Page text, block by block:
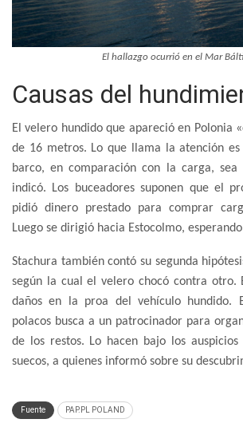
El hallazgo ocurrió en el Mar
Causas del
El velero hundido que apareció en Polonia
de 16 metros. Lo que llama la atención es
barco, en comparación con la carga, sea
indicó. Los buceadores suponen que el
pidió dinero prestado para comprar
Luego se dirigió hacia Estocolmo,
Stachura también contó su segunda
según la cual el velero chocó contra otro.
daños en la proa del vehículo hundido.
polacos busca a un patrocinador para
de los restos. Lo hacen bajo los auspicios
suecos, a quienes informó sobre su
Fuente PAP.PL POLAND